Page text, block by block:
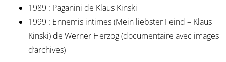
1989 : Paganini de Klaus Kinski
1999 : Ennemis intimes (Mein liebster Feind – Klaus
Kinski) de Werner Herzog (documentaire avec images
d’archives)